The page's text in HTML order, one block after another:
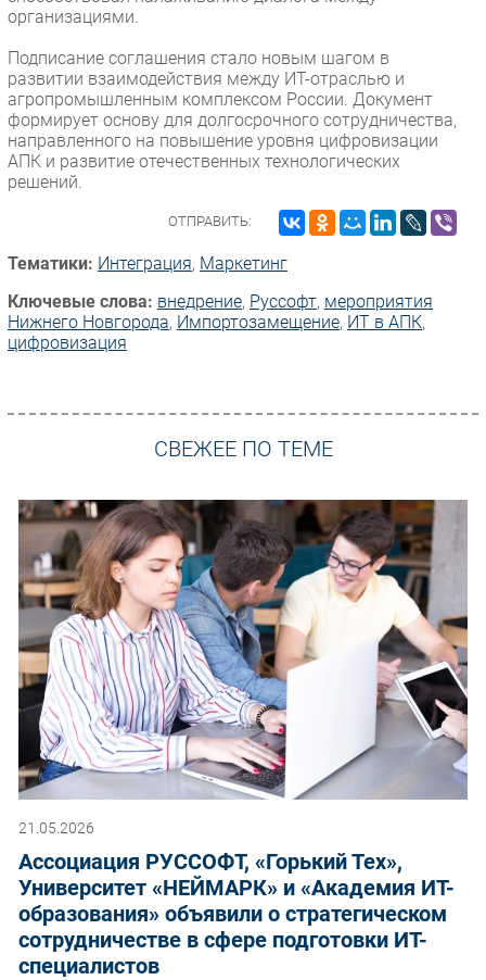
организациями.
Подписание соглашения стало новым шагом в
развитии взаимодействия между ИТ-отраслью и
агропромышленным комплексом России. Документ
формирует основу для долгосрочного сотрудничества,
направленного на повышение уровня цифровизации
АПК и развитие отечественных технологических
решений.
ОТПРАВИТЬ:
Тематики: Интеграция, Маркетинг
Ключевые слова: внедрение, Руссофт, мероприятия
Нижнего Новгорода, Импорто­замещение, ИТ в АПК,
цифровизация
СВЕЖЕЕ ПО ТЕМЕ
21.05.2026
Ассоциация РУССОФТ, «Горький Тех»,
Университет «НЕЙМАРК» и «Академия ИТ-
образования» объявили о стратегическом
сотрудничестве в сфере подготовки ИТ-
специалистов